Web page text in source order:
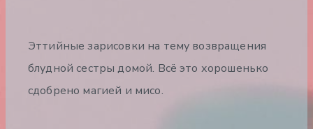
Эттийные зарисовки на тему возвращения
блудной сестры домой. Всё это хорошенько
сдобрено магией и мисо.